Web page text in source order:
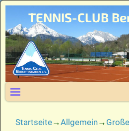
TENNIS-CLUB
Startseite→Allgemein→